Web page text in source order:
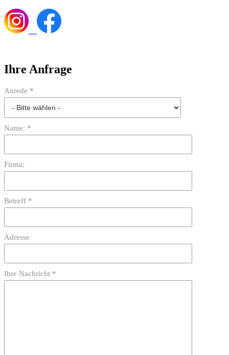
Ihre Anfrage
Anrede *
Name: *
Firma:
Betreff *
Adresse
Ihre Nachricht *